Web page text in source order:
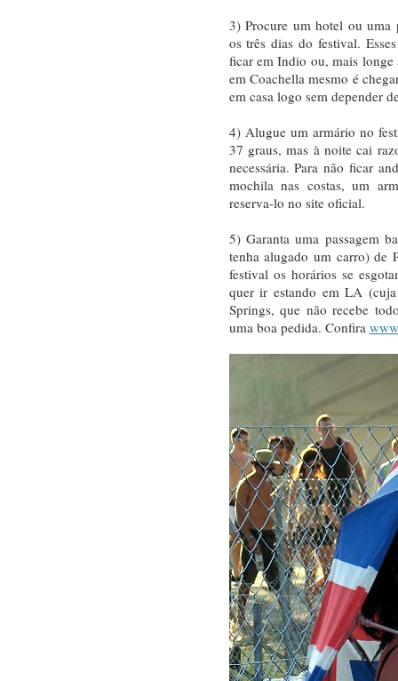
3) Procure um hotel ou uma
os três dias do festival.
ficar em Indio ou, mais
em Coachella mesmo é
em casa logo sem depender
4) Alugue um armário no
37 graus, mas à noite cai
necessária. Para não ficar
mochila nas costas, um
reserva-lo no site oficial.
5) Garanta uma passagem
tenha alugado um carro) de
festival os horários se
quer ir estando em LA
Springs, que não recebe
uma boa pedida. Confira